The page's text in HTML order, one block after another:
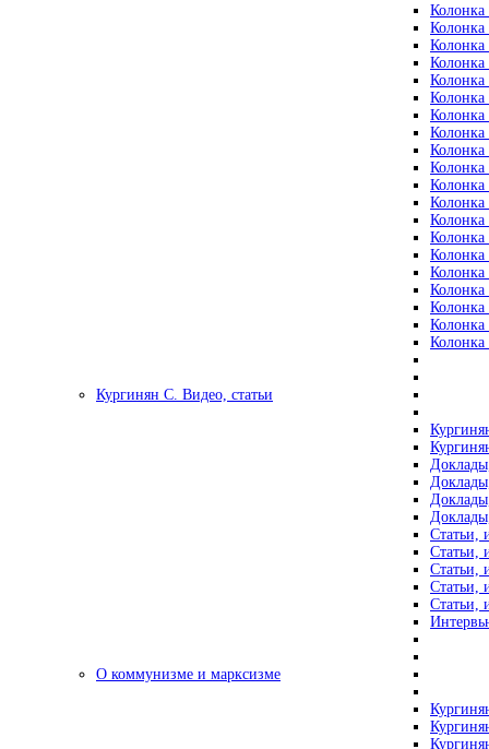
Колонка
Колонка
Колонка
Колонка
Колонка
Колонка
Колонка
Колонка
Колонка
Колонка
Колонка
Колонка
Колонка
Колонка
Колонка
Колонка
Колонка
Колонка
Колонка
Колонка
Кургинян С. Видео, статьи
Статьи,
Статьи,
Статьи,
Статьи,
Статьи,
О коммунизме и марксизме